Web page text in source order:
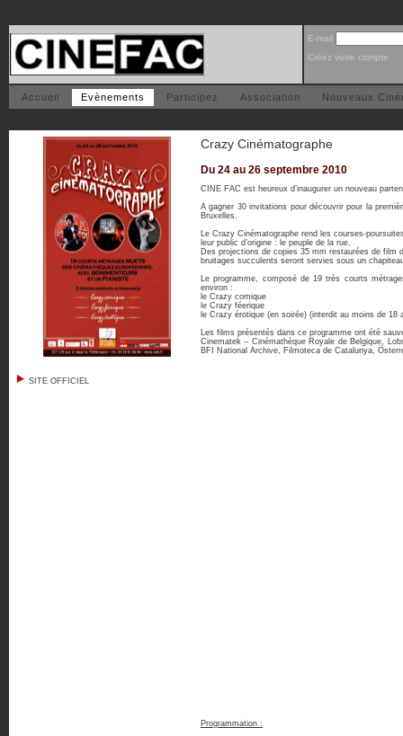
E-mail
Créez votre compte
Accueil Evènements Participez Association Nouveaux
SITE OFFICIEL
Crazy Cinématographe
Du 24 au 26 septembre 2010
CINE FAC est heureux d’inaugurer un nouveau
A gagner 30 invitations pour découvrir pour la
Bruxelles.
Le Crazy Cinématographe rend les courses-
leur public d’origine : le peuple de la rue.
Des projections de copies 35 mm restaurées de film
bruitages succulents seront servies sous un
Le programme, composé de 19 très courts
environ :
le Crazy comique
le Crazy féerique
le Crazy érotique (en soirée) (interdit au moins de 18
Les films présentés dans ce programme ont été
Cinematek – Cinémathèque Royale de Belgique,
BFI National Archive, Filmoteca de Catalunya,
Programmation :